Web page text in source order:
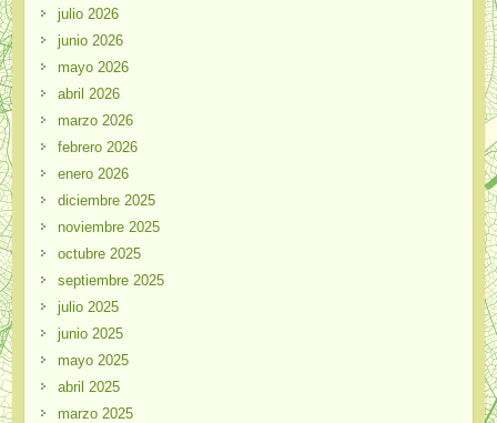
julio 2026
junio 2026
mayo 2026
abril 2026
marzo 2026
febrero 2026
enero 2026
diciembre 2025
noviembre 2025
octubre 2025
septiembre 2025
julio 2025
junio 2025
mayo 2025
abril 2025
marzo 2025